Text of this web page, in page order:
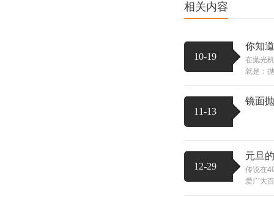
相关内容
10-19
你知
在抛光
就是：
11-13
镜面
12-29
元旦
传说在
爱广大